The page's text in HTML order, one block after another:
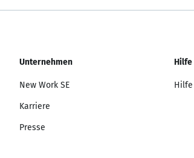
Unternehmen
New Work SE
Karriere
Presse